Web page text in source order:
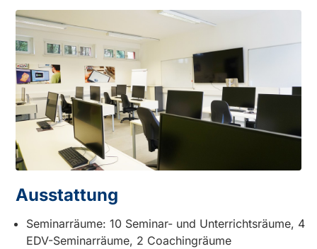
Ausstattung
Seminarräume: 10 Seminar- und Unterrichtsräume, 4
EDV-Seminarräume, 2 Coachingräume